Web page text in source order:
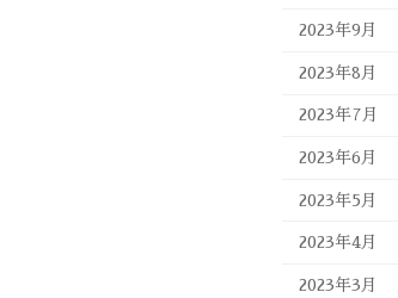
2023年9月
2023年8月
2023年7月
2023年6月
2023年5月
2023年4月
2023年3月